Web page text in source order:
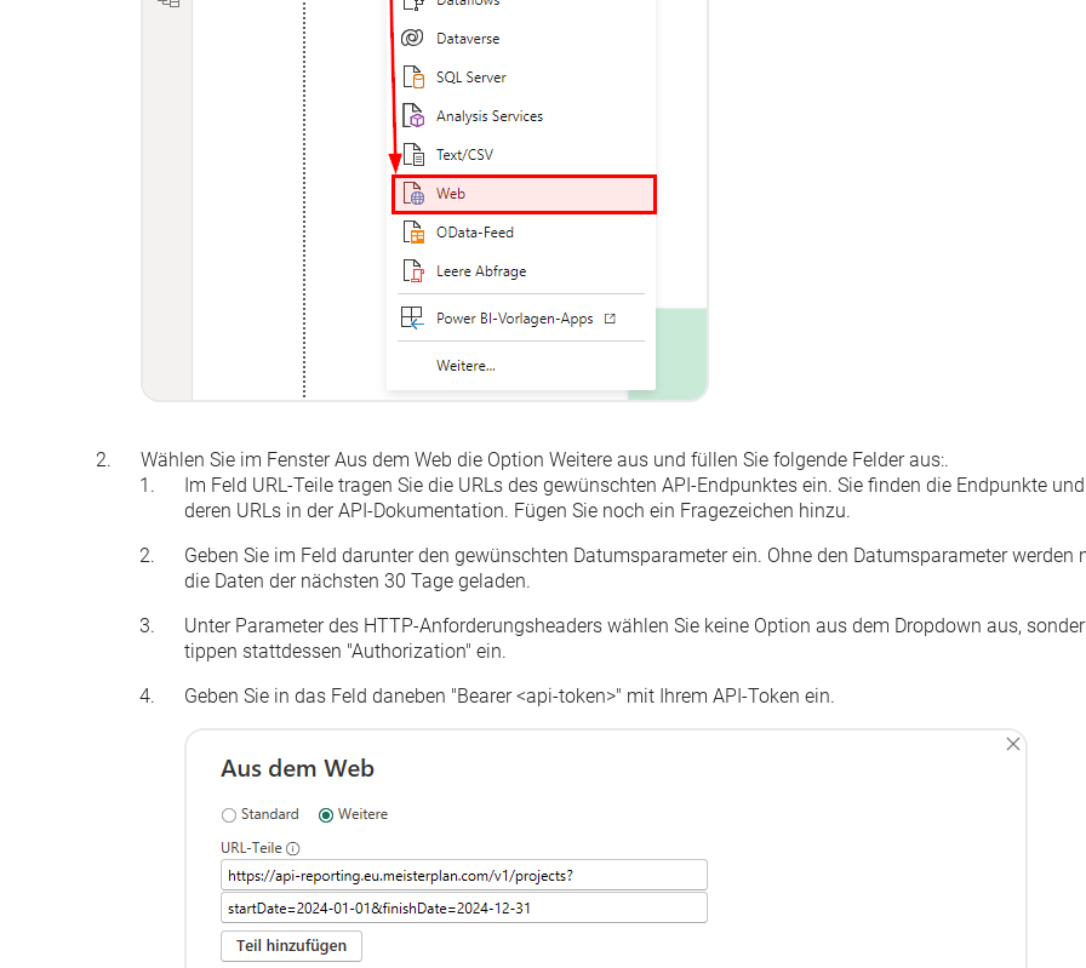
Wählen Sie im FensterAus dem Web die Option Weitere aus und füllen Sie folgende Felder aus:.
Im Feld URL-Teile tragen Sie die URLs des gewünschten API-Endpunktes ein. Sie finden die Endpunkte und
deren URLs in derAPI-Dokumentation. Fügen Sie noch ein Fragezeichen hinzu.
Geben Sie im Feld darunterden gewünschten Datumsparameter ein. Ohne den Datumsparameter werden
die Daten der nächsten 30 Tage geladen.
Unter Parameter des HTTP-Anforderungsheaders wählen Sie keine Option aus dem Dropdown aus,
tippen stattdessen "Authorization" ein.
Geben Sie in das Feld daneben "Bearer<api-token>" mit Ihrem API-Token ein.